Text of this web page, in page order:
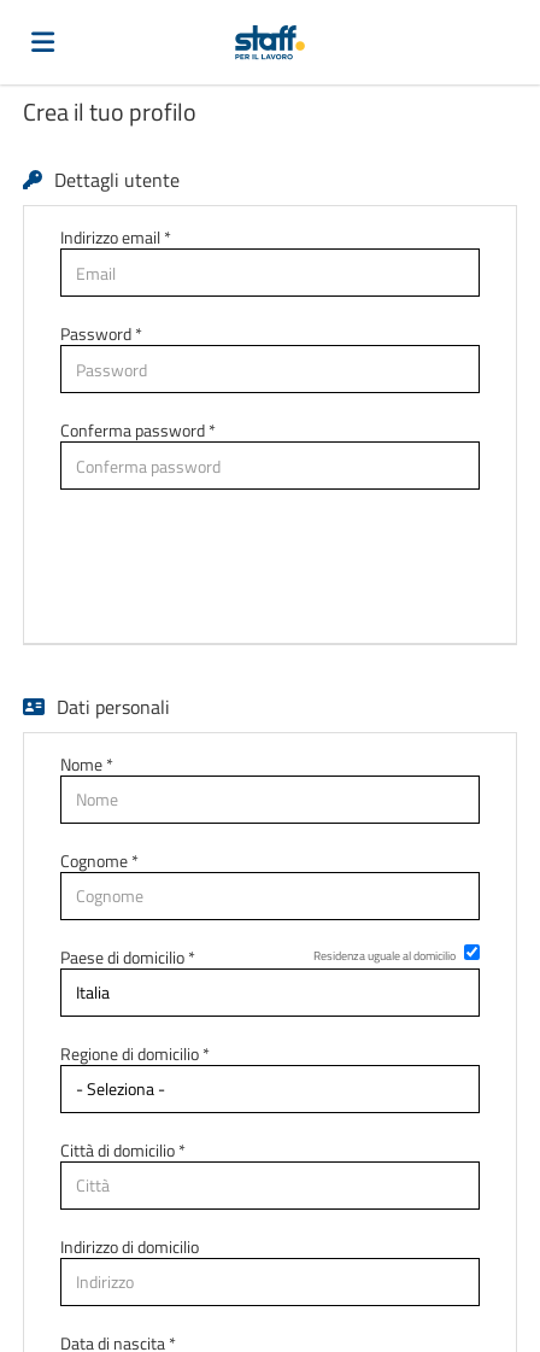
Home
Offerte
di
lavoro
Carica
il
CV
Login
Lingua
IT
DE
ES
PT
Crea il tuo profilo
Dettagli utente
Indirizzo email *
Password *
Conferma password *
Dati personali
Nome *
Cognome *
Paese di domicilio * Residenza uguale al domicilio
Regione di domicilio *
Città di domicilio *
Indirizzo di domicilio
Data di nascita *